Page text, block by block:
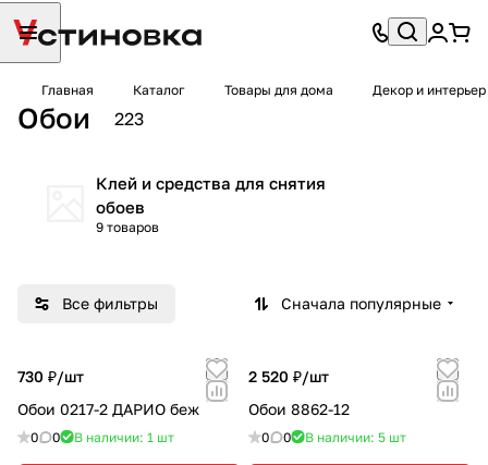
Главная Каталог Товары для дома Декор и интерьер
Обои 223
Клей и средства для снятия
обоев
9 товаров
Все фильтры Сначала популярные
730 ₽/шт
Обои 0217-2 ДАРИО беж
0 0 В наличии: 1 шт
2 520 ₽/шт
Обои 8862-12
0 0 В наличии: 5 шт